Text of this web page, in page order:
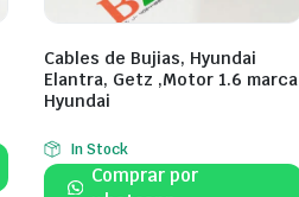
Cables de Bujias, Hyundai
Elantra, Getz ,Motor 1.6 marca
Hyundai
In Stock
Comprar por